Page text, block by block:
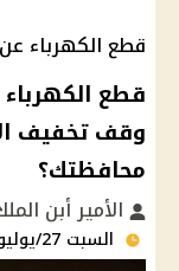
قطع الكهرباء عن 13 منطقة سكنية غدا
وقف تخفيف
محافظتك؟
الأمير أبن
السبت 27/يوليو/2024 - 08:55 م